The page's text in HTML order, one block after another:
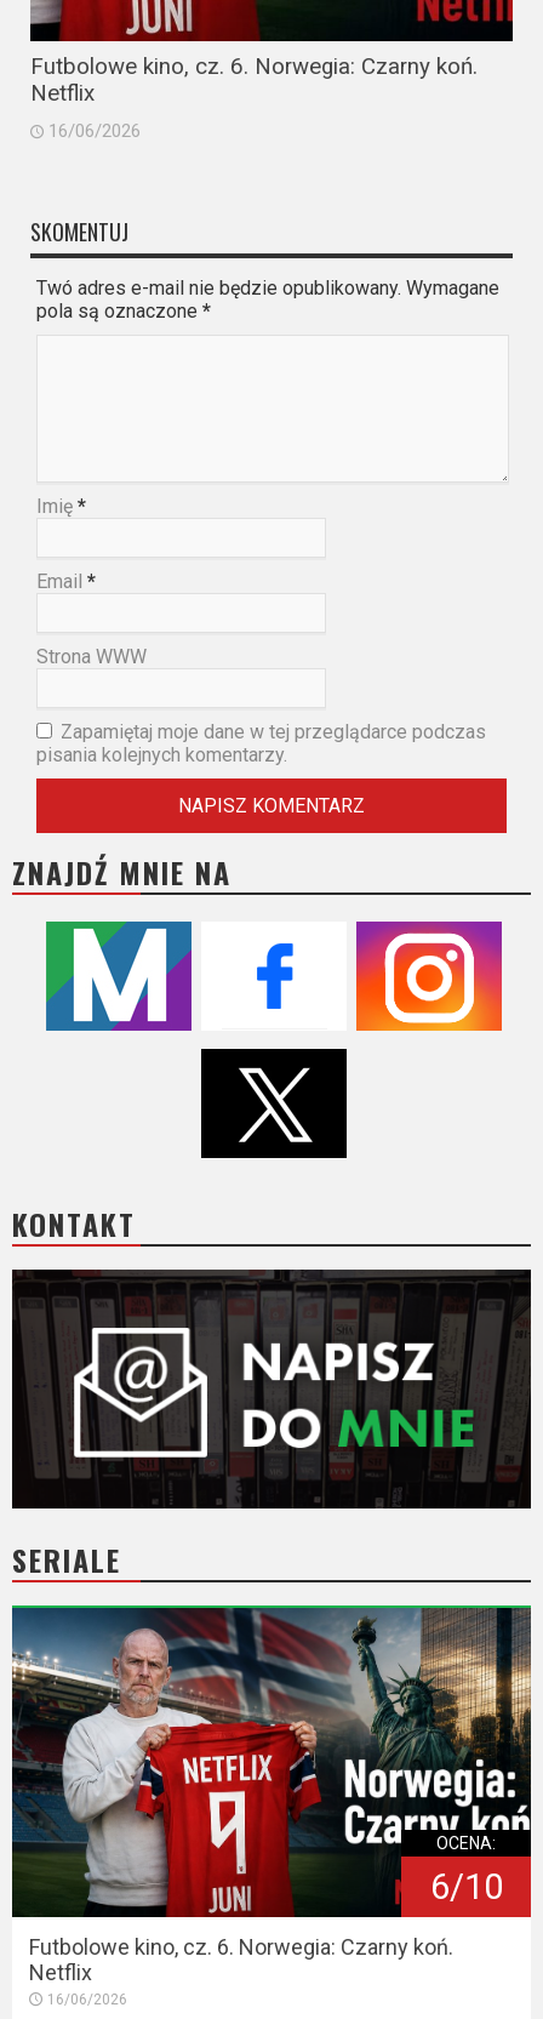
Futbolowe kino, cz. 6. Norwegia: Czarny koń.
Netflix
16/06/2026
SKOMENTUJ
Twó adres e-mail nie będzie opublikowany. Wymagane
pola są oznaczone *
Imię *
Email *
Strona WWW
Zapamiętaj moje dane w tej przeglądarce podczas
pisania kolejnych komentarzy.
ZNAJDŹ MNIE NA
KONTAKT
SERIALE
OCENA:
6/10
Futbolowe kino, cz. 6. Norwegia: Czarny koń.
Netflix
16/06/2026